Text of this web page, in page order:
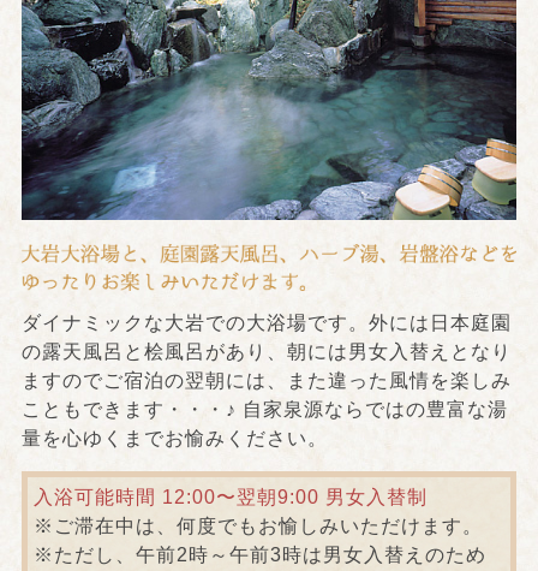
ダイナミックな大岩での大浴場です。外には日本庭園
の露天風呂と桧風呂があり、朝には男女入替えとなり
ますのでご宿泊の翌朝には、また違った風情を楽しみ
こともできます・・・♪ 自家泉源ならではの豊富な湯
量を心ゆくまでお愉みください。
入浴可能時間 12:00〜翌朝9:00 男女入替制
※ご滞在中は、何度でもお愉しみいただけます。
※ただし、午前2時～午前3時は男女入替えのため